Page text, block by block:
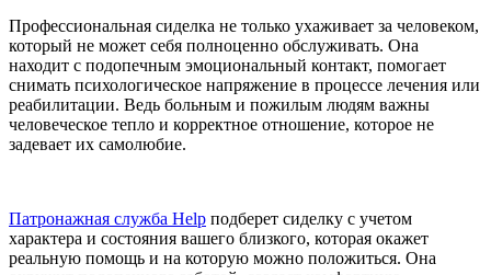
Профессиональная сиделка не только ухаживает за человеком,
который не может себя полноценно обслуживать. Она
находит с подопечным эмоциональный контакт, помогает
снимать психологическое напряжение в процессе лечения или
реабилитации. Ведь больным и пожилым людям важны
человеческое тепло и корректное отношение, которое не
задевает их самолюбие.
Патронажная служба Help подберет сиделку с учетом
характера и состояния вашего близкого, которая окажет
реальную помощь и на которую можно положиться. Она